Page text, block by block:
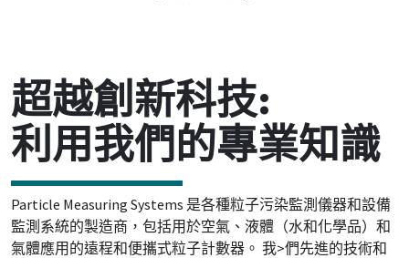
超越創新科技:
利用我們的專業知識
Particle Measuring Systems 是各種粒子污染監測儀器和設備
監測系統的製造商，包括用於空氣、液體（水和化學品）和
氣體應用的遠程和便攜式粒子計數器。 我>們先進的技術和